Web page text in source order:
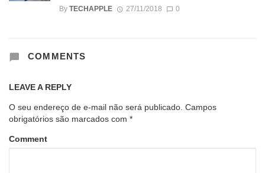
By TECHAPPLE 27/11/2018 0
COMMENTS
LEAVE A REPLY
O seu endereço de e-mail não será publicado. Campos
obrigatórios são marcados com *
Comment